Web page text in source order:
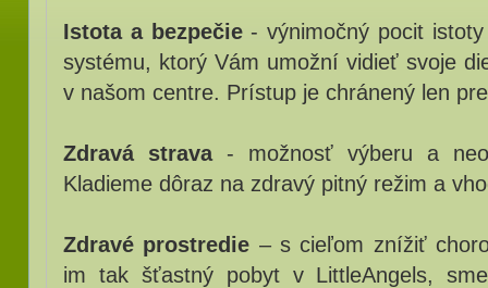
Istota a bezpečie- výnimočný pocit istoty
systému, ktorý Vám umožní vidieť svoje
v našom centre. Prístup je chránený len
Zdravá strava- možnosť výberu a
Kladieme dôraz na zdravý pitný režim a
Zdravé prostredie – s cieľom znížiť
im tak šťastný pobyt v LittleAngels,